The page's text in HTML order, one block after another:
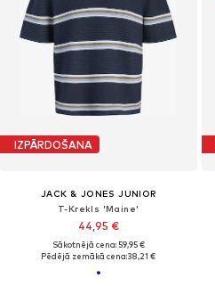
IZPĀRDOŠANA
JACK & JONES JUNIOR
T-Krekls 'Maine'
44,95 €
Sākotnējā cena: 59,95 €
Pēdējā zemākā cena:38,21 €